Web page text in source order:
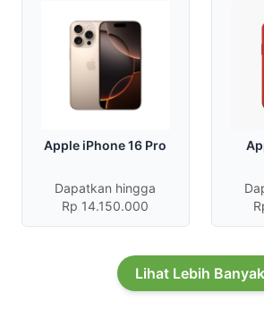
Apple iPhone 16 Pro
Dapatkan hingga
Rp 14.150.000
Lihat Lebih Banyak